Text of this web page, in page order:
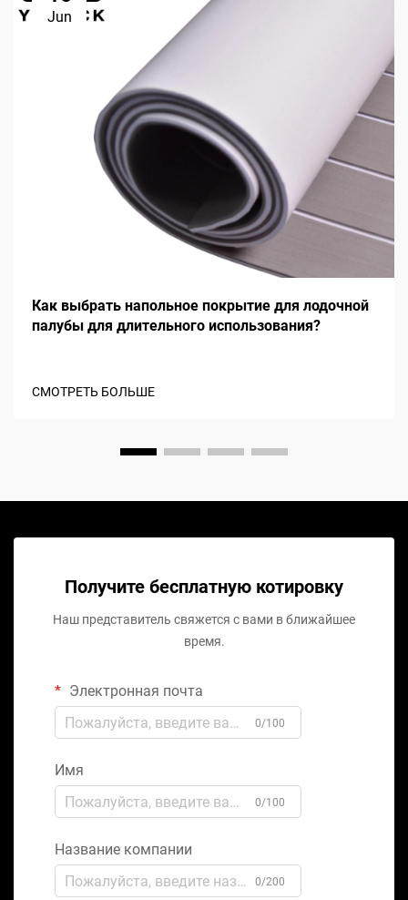
Jun
Как выбрать напольное покрытие для лодочной
палубы для длительного использования?
СМОТРЕТЬ БОЛЬШЕ
Получите бесплатную котировку
Наш представитель свяжется с вами в ближайшее
время.
Электронная почта
0/100
Имя
0/100
Название компании
0/200